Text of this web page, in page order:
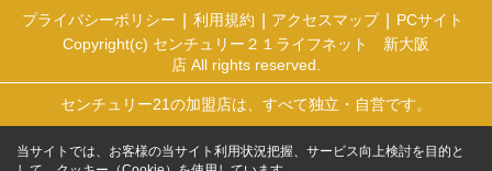
プライバシーポリシー 利用規約 アクセスマップ
PCサイト
Copyright(c) センチュリー２１ライフネット 新大阪
店 All rights reserved.
センチュリー21の加盟店は、すべて独立・自営です。
当サイトでは、お客様の当サイト利用状況把握、サービス向上検討を目的と